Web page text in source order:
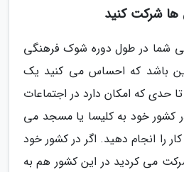
شما در طول دوره شوک فرهنگی
باشد که احساس می کنید یک
حدی که امکان دارد در اجتماعات
کشور خود به کلیسا یا مسجد می
را انجام دهید. اگر در کشور خود
شرکت می کردید در این کشور هم به